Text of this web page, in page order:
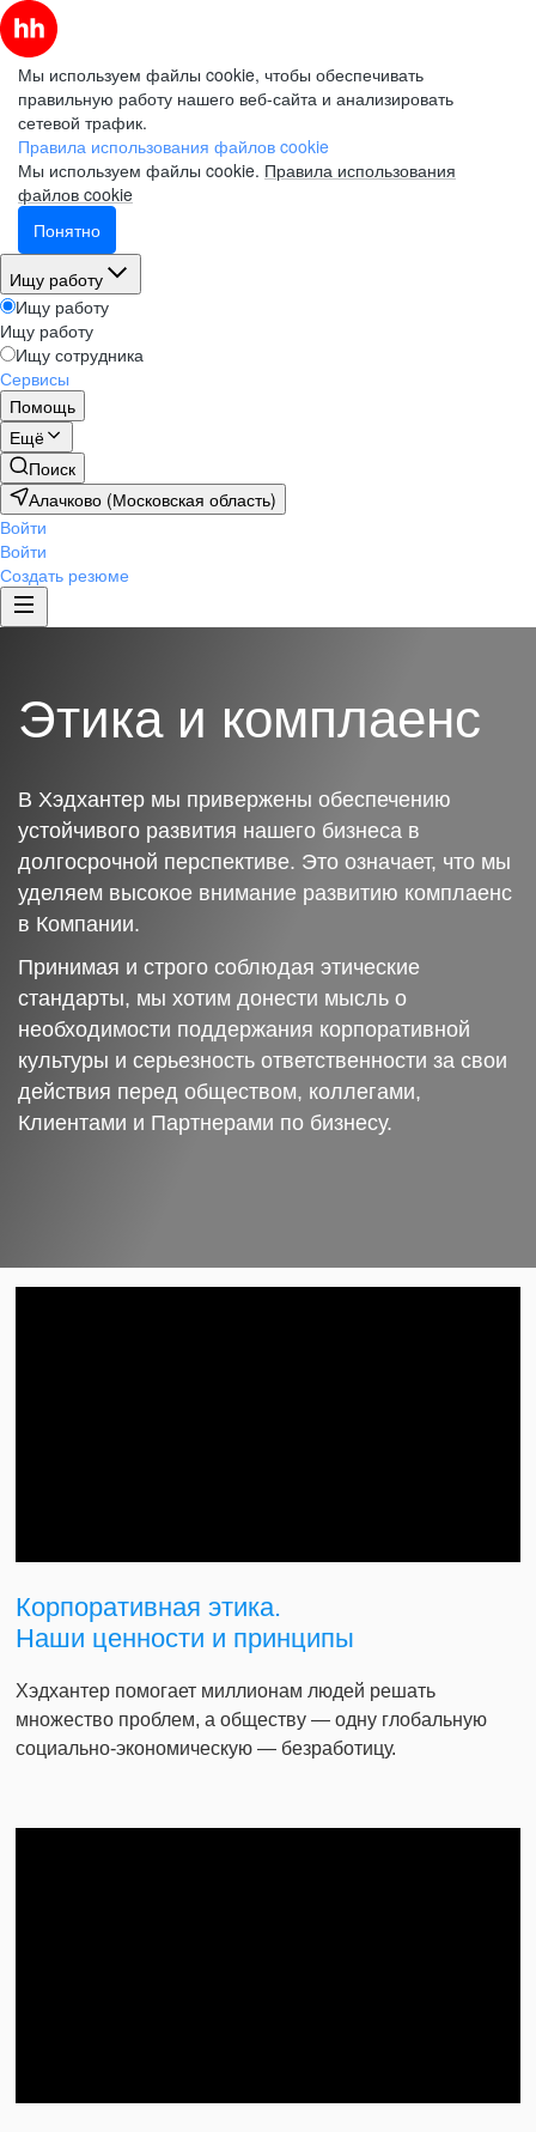
Мы используем файлы cookie, чтобы обеспечивать
правильную работу нашего веб-сайта и анализировать
сетевой трафик.
Правила использования файлов cookie
Мы используем файлы cookie. Правила использования
файлов cookie
Понятно
Ищу работу
Ищу работу
Ищу работу
Ищу сотрудника
Сервисы
Помощь
Ещё
Поиск
Алачково (Московская область)
Войти
Войти
Создать резюме
Этика и комплаенс
В Хэдхантер мы привержены обеспечению
устойчивого развития нашего бизнеса в
долгосрочной перспективе. Это означает, что мы
уделяем высокое внимание развитию комплаенс
в Компании.
Принимая и строго соблюдая этические
стандарты, мы хотим донести мысль о
необходимости поддержания корпоративной
культуры и серьезность ответственности за свои
действия перед обществом, коллегами,
Клиентами и Партнерами по бизнесу.
Корпоративная этика.
Наши ценности и принципы
Хэдхантер помогает миллионам людей решать
множество проблем, а обществу — одну глобальную
социально-экономическую — безработицу.